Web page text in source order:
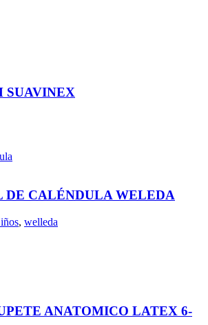
SUAVINEX
DE CALÉNDULA WELEDA
, welleda
ANATOMICO LATEX 6-